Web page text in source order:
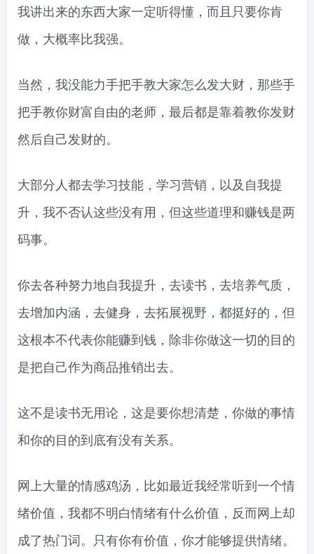
我讲出来的东西大家一定听得懂，而且只要你肯
做，大概率比我强。
当然，我没能力手把手教大家怎么发大财，那些手
把手教你财富自由的老师，最后都是靠着教你发财
然后自己发财的。
大部分人都去学习技能，学习营销，以及自我提
升，我不否认这些没有用，但这些道理和赚钱是两
码事。
你去各种努力地自我提升，去读书，去培养气质，
去增加内涵，去健身，去拓展视野，都挺好的，但
这根本不代表你能赚到钱，除非你做这一切的目的
是把自己作为商品推销出去。
这不是读书无用论，这是要你想清楚，你做的事情
和你的目的到底有没有关系。
网上大量的情感鸡汤，比如最近我经常听到一个情
绪价值，我都不明白情绪有什么价值，反而网上却
成了热门词。只有你有价值，你才能够提供情绪。